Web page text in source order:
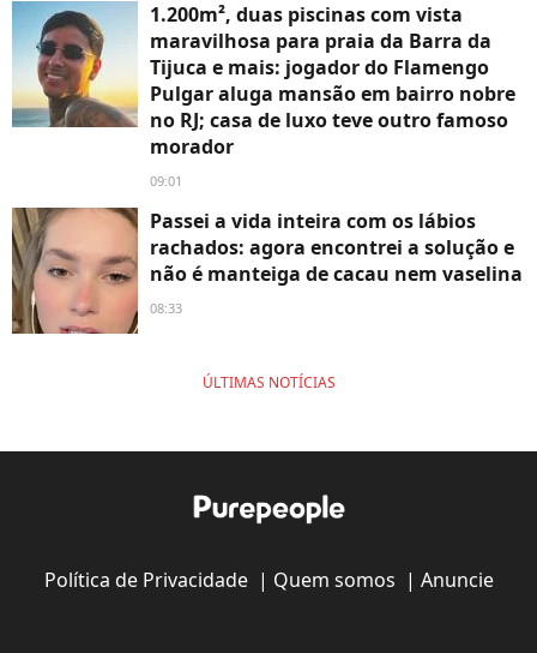
1.200m², duas piscinas com vista
maravilhosa para praia da Barra da
Tijuca e mais: jogador do Flamengo
Pulgar aluga mansão em bairro nobre
no RJ; casa de luxo teve outro famoso
morador
09:01
Passei a vida inteira com os lábios
rachados: agora encontrei a solução e
não é manteiga de cacau nem vaselina
08:33
ÚLTIMAS NOTÍCIAS
Política de Privacidade| Quem somos | Anuncie